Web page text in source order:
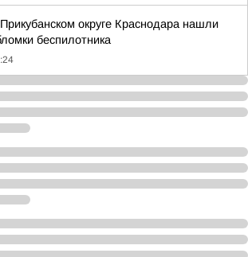
округе Краснодара нашли
беспилотника